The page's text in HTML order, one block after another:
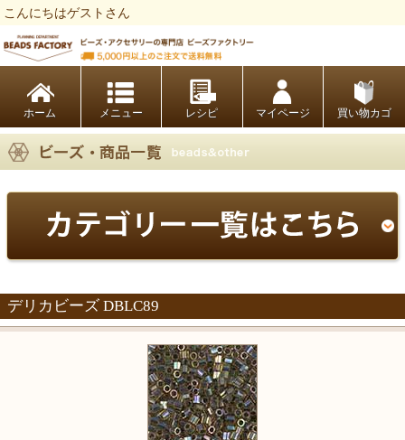
こんにちはゲストさん
ホーム レシピ マイページ 買い物カゴ
デリカビーズ DBLC89